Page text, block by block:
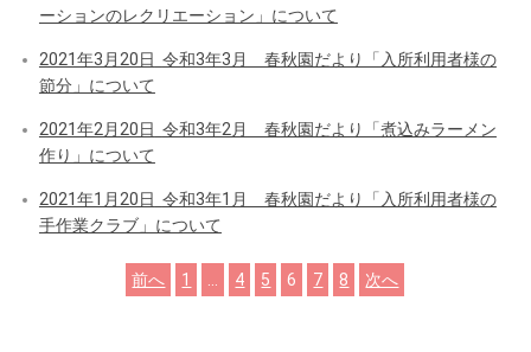
ーションのレクリエーション」について
2021年3月20日 令和3年3月 春秋園だより「入所利用者様の
節分」について
2021年2月20日 令和3年2月 春秋園だより「煮込みラーメン
作り」について
2021年1月20日 令和3年1月 春秋園だより「入所利用者様の
手作業クラブ」について
前へ 1 4 5 6 7 8 次へ